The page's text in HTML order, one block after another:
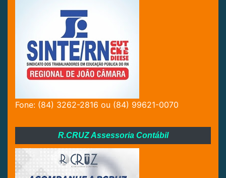
Fone: (84) 3262-2816 ou (84) 99621-0070
R.CRUZ Assessoria Contábil